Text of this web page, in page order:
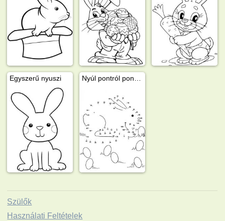
Egyszerű nyuszi
Szülők
Használati Feltételek